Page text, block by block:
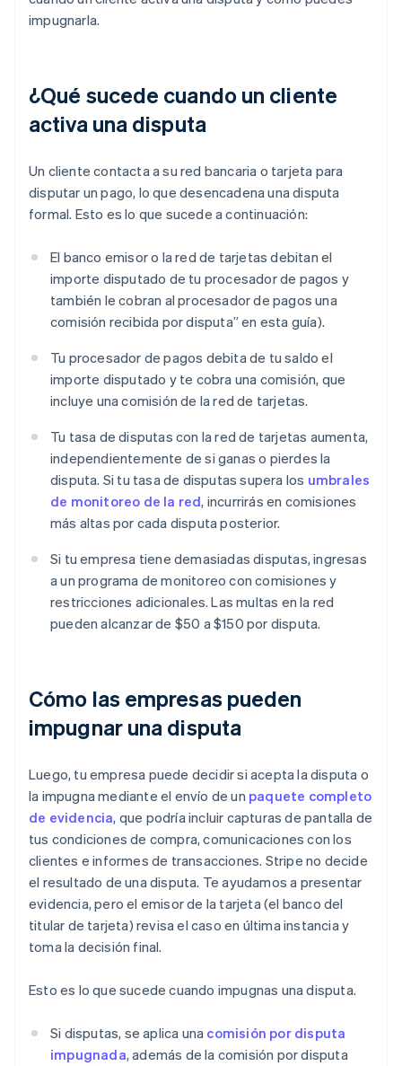
impugnarla.
¿Qué sucede cuando un cliente
activa una disputa
Un cliente contacta a su red bancaria o tarjeta para
disputar un pago, lo que desencadena una disputa
formal. Esto es lo que sucede a continuación:
El banco emisor o la red de tarjetas debitan el
importe disputado de tu procesador de pagos y
también le cobran al procesador de pagos una
comisión recibida por disputa” en esta guía).
Tu procesador de pagos debita de tu saldo el
importe disputado y te cobra una comisión, que
incluye una comisión de la red de tarjetas.
Tu tasa de disputas con la red de tarjetas aumenta,
independientemente de si ganas o pierdes la
disputa. Si tu tasa de disputas supera los umbrales
de monitoreo de la red, incurrirás en comisiones
más altas por cada disputa posterior.
Si tu empresa tiene demasiadas disputas, ingresas
a un programa de monitoreo con comisiones y
restricciones adicionales. Las multas en la red
pueden alcanzar de $50 a $150 por disputa.
Cómo las empresas pueden
impugnar una disputa
Luego, tu empresa puede decidir si acepta la disputa o
la impugna mediante el envío de un paquete completo
de evidencia, que podría incluir capturas de pantalla de
tus condiciones de compra, comunicaciones con los
clientes e informes de transacciones. Stripe no decide
el resultado de una disputa. Te ayudamos a presentar
evidencia, pero el emisor de la tarjeta (el banco del
titular de tarjeta) revisa el caso en última instancia y
toma la decisión final.
Esto es lo que sucede cuando impugnas una disputa.
Si disputas, se aplica una comisión por disputa
impugnada, además de la comisión por disputa